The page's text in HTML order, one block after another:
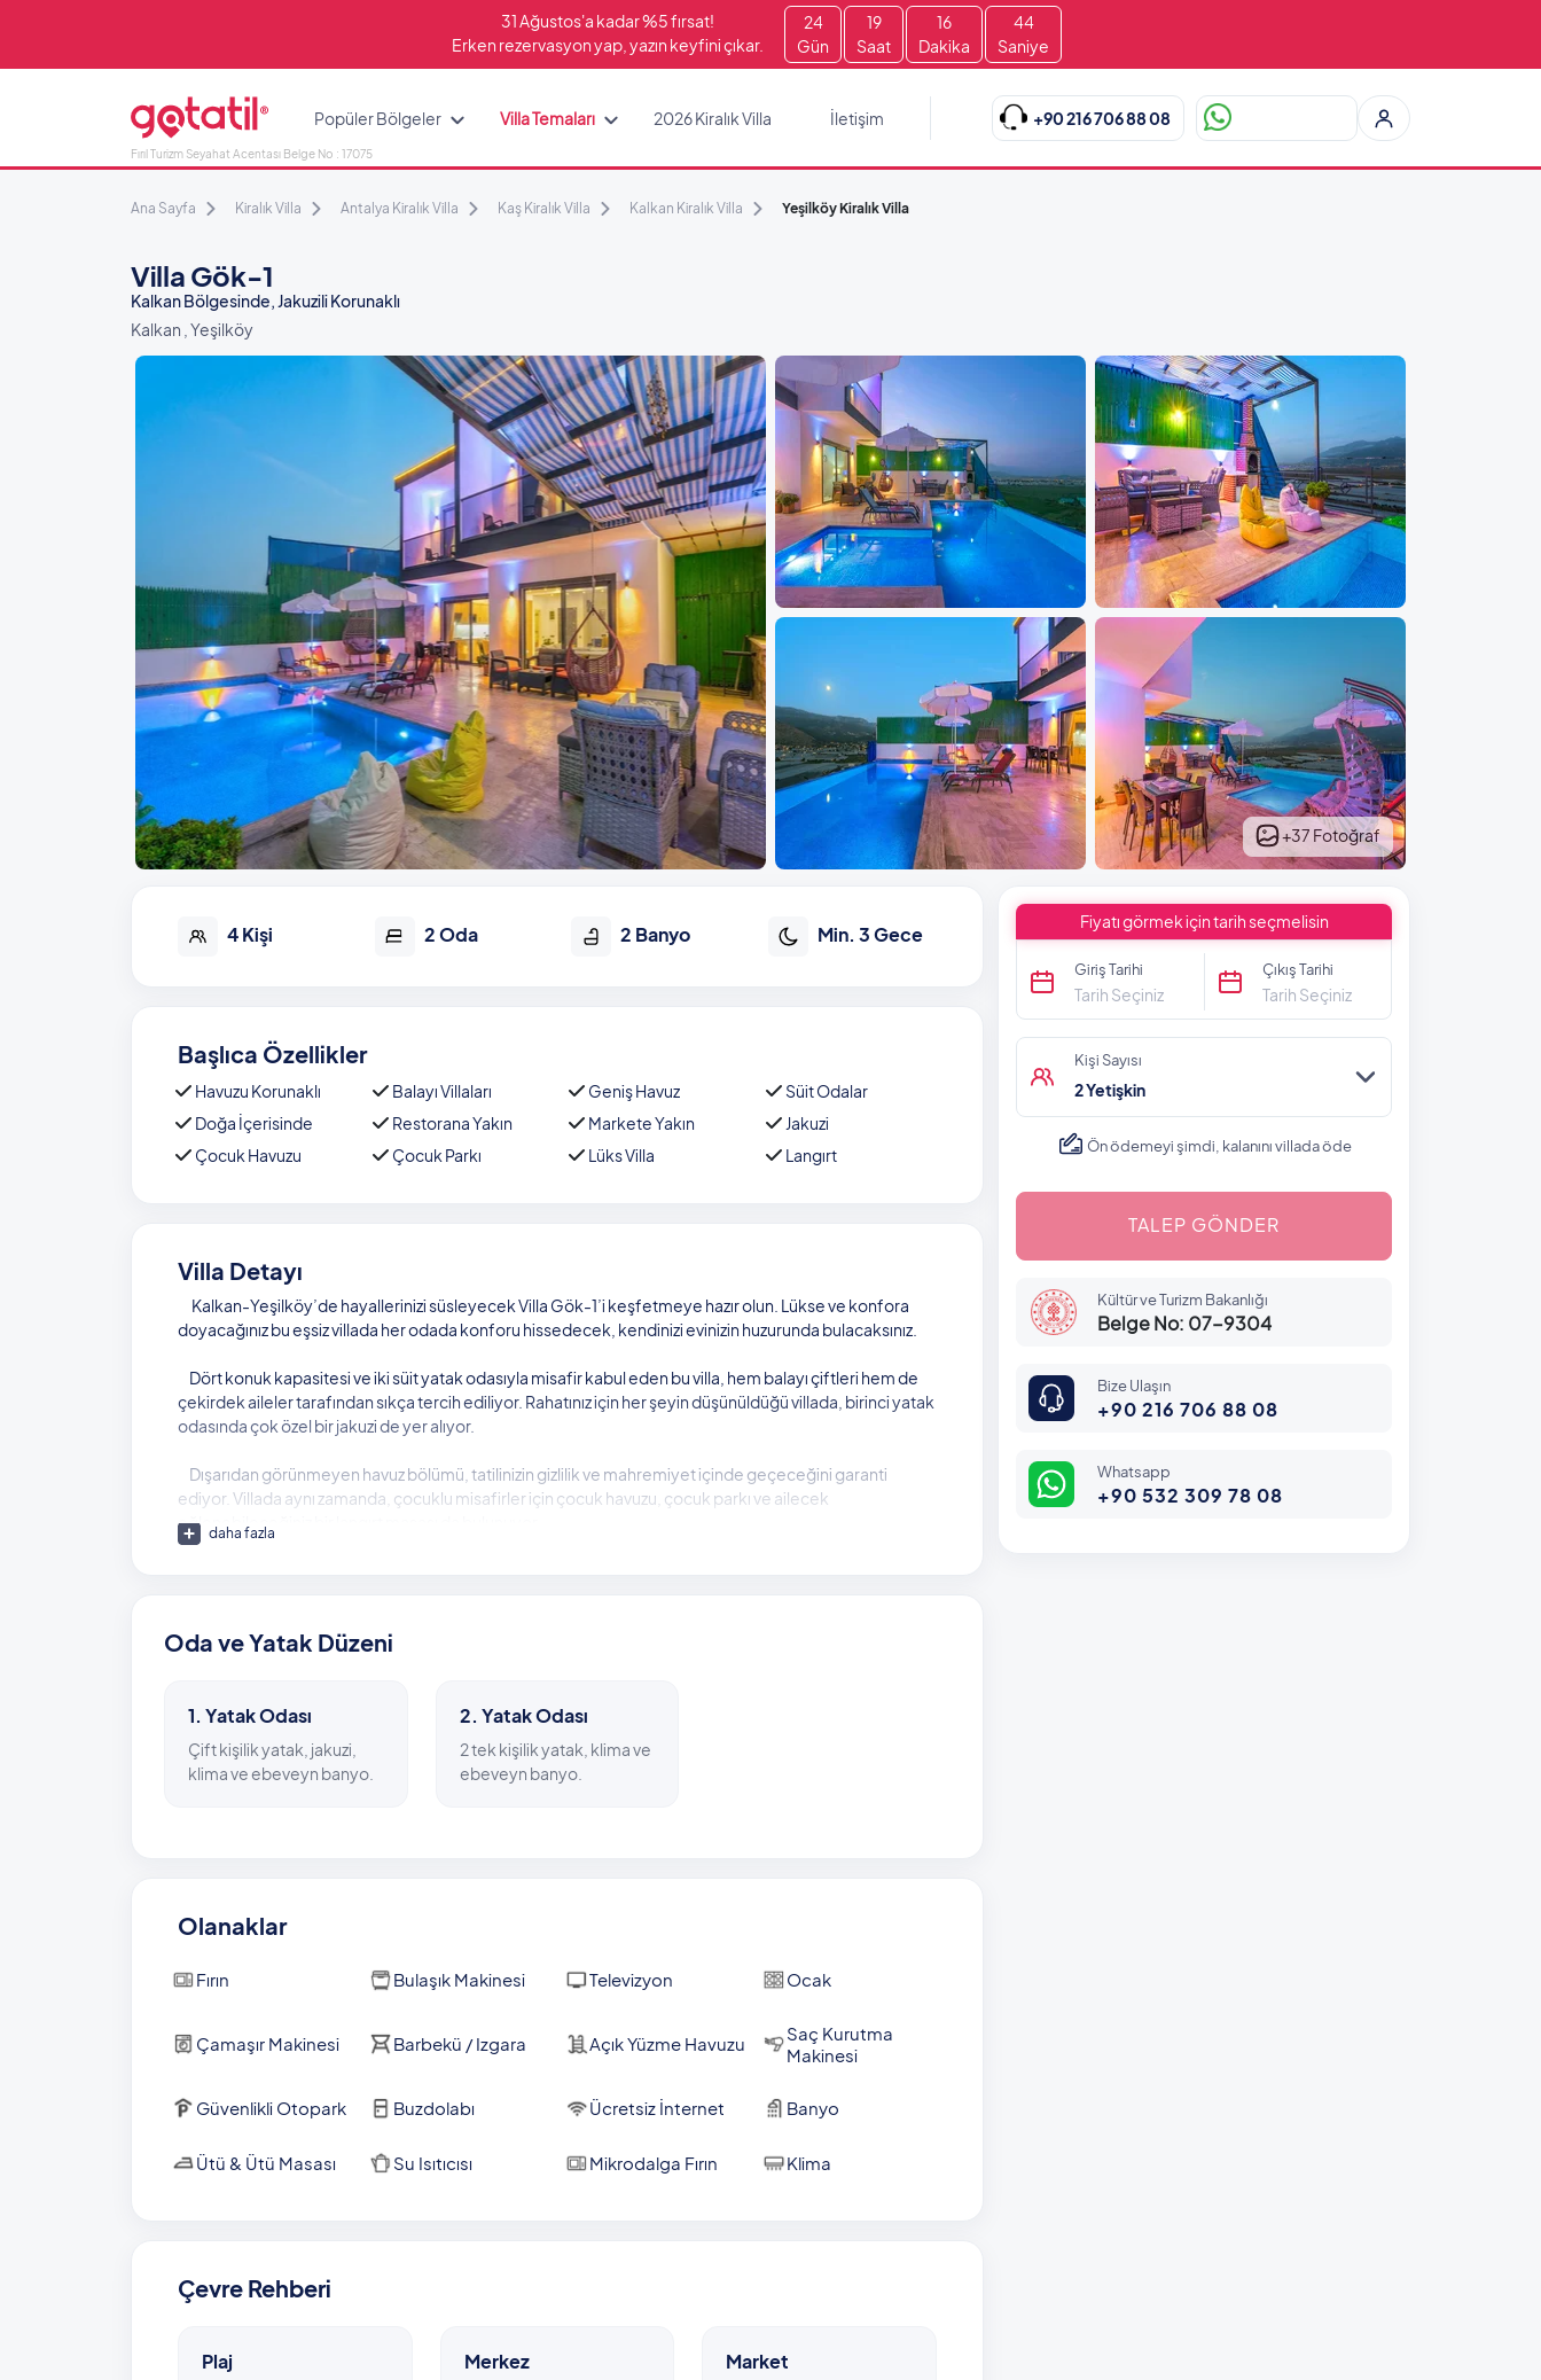
31 Ağustos'a kadar %5 fırsat!
Erken rezervasyon yap, yazın keyfini çıkar.
24
Gün
19
Saat
16
Dakika
42
Saniye
Fırıl Turizm Seyahat Acentası Belge No : 17075
Popüler Bölgeler Villa Temaları 2026 Kiralık Villa İletişim +90 216 706 88 08
Ana Sayfa Kiralık Villa Antalya Kiralık Villa Kaş Kiralık Villa Kalkan Kiralık Villa Yeşilköy Kiralık Villa
Villa Gök-1
Kalkan Bölgesinde, Jakuzili Korunaklı
Kalkan , Yeşilköy
+37 Fotoğraf
4 Kişi 2 Oda 2 Banyo Min. 3 Gece
Başlıca Özellikler
Havuzu Korunaklı Balayı Villaları Geniş Havuz
Süit Odalar
Doğa İçerisinde
Restorana Yakın Markete Yakın
Jakuzi
Çocuk Havuzu
Çocuk Parkı Lüks Villa Langırt
Villa Detayı
Kalkan-Yeşilköy’de hayallerinizi süsleyecek Villa Gök-1’i keşfetmeye hazır olun. Lükse ve konfora
doyacağınız bu eşsiz villada her odada konforu hissedecek, kendinizi evinizin huzurunda bulacaksınız.
Dört konuk kapasitesi ve iki süit yatak odasıyla misafir kabul eden bu villa, hem balayı çiftleri hem de
çekirdek aileler tarafından sıkça tercih ediliyor. Rahatınız için her şeyin düşünüldüğü villada, birinci yatak
odasında çok özel bir jakuzi de yer alıyor.
Dışarıdan görünmeyen havuz bölümü, tatilinizin gizlilik ve mahremiyet içinde geçeceğini garanti
ediyor. Villada aynı zamanda, çocuklu misafirler için çocuk havuzu, çocuk parkı ve ailecek
eğlenebileceğiniz bir langırt masası da bulunuyor.
yer alıyor.
NOT: Villamızda elektrik kesintilerine karşı jeneratör bulunmaktadır.
daha fazla
Oda ve Yatak Düzeni
1. Yatak Odası
Çift kişilik yatak, jakuzi,
klima ve ebeveyn banyo.
2. Yatak Odası
2 tek kişilik yatak, klima ve
ebeveyn banyo.
Olanaklar
Fırın Bulaşık Makinesi Televizyon Ocak
Çamaşır Makinesi Barbekü / Izgara Açık Yüzme Havuzu
Saç Kurutma
Makinesi
Güvenlikli Otopark Buzdolabı Ücretsiz İnternet Banyo
Ütü & Ütü Masası Su Isıtıcısı Mikrodalga Fırın Klima
Çevre Rehberi
Plaj Merkez Market
Fiyatı görmek için tarih seçmelisin
Giriş Tarihi
Tarih Seçiniz
Çıkış Tarihi
Tarih Seçiniz
Kişi Sayısı
2 Yetişkin
Ön ödemeyi şimdi, kalanını villada öde
TALEP GÖNDER
Kültür ve Turizm Bakanlığı
Belge No: 07-9304
Bize Ulaşın
+90 216 706 88 08
Whatsapp
+90 532 309 78 08